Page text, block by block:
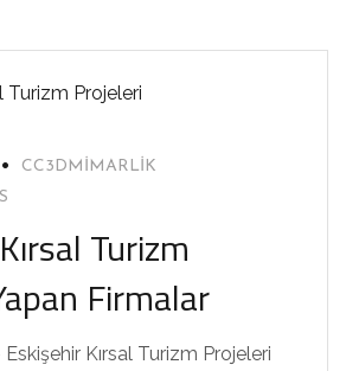
CC3DMIMARLIK
Turizm
Firmalar
Eskişehir Kırsal Turizm Projeleri